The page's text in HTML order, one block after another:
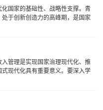
国家的基础性、战略性支撑。青
于创新创造力的高峰期，是国家
习近平总书记高度重视青年科技
管理是实现国家治理现代化、推
现代化具有重要意义。要深入学
中全会精神，推动非税收入管理